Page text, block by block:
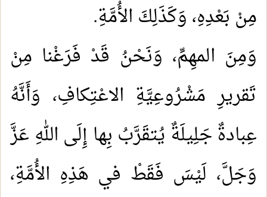
مِنْ بَعْدِهِ، وَكَذَلِكَ الأُمَّةِ.
وَمِنَ المهِمِّ، وَنَحْنُ قَدْ فَرَغْنا مِنْ
تَقريرِ مَشْرُوعِيَّةِ الاعْتِكافِ، وَأَنَّهُ
عِبادةٌ جَلِيلَةٌ يُتقَرَّبُ بِها إِلَى اللهِ عَزَّ
وَجَلَّ، لَيْسَ فَقَطْ في هَذِهِ الأُمَّةِ،